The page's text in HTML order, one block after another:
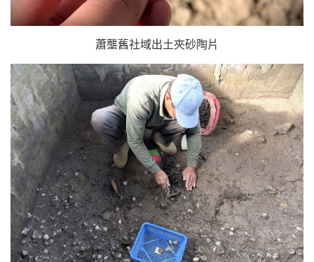
蕭壟舊社域出土夾砂陶片